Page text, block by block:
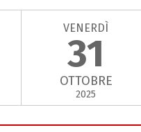
VENERDÌ
31
OTTOBRE
2025